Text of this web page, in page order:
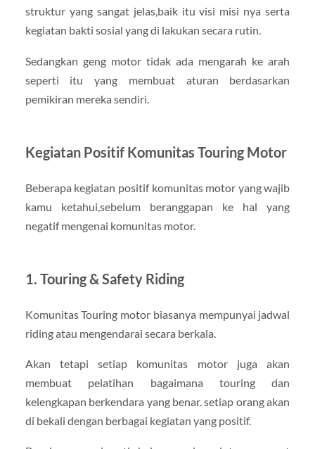
struktur yang sangat jelas,baik itu visi misi nya serta
kegiatan bakti sosial yang di lakukan secara rutin.
Sedangkan geng motor tidak ada mengarah ke arah
seperti itu yang membuat aturan berdasarkan
pemikiran mereka sendiri.
Kegiatan Positif Komunitas Touring Motor
Beberapa kegiatan positif komunitas motor yang wajib
kamu ketahui,sebelum beranggapan ke hal yang
negatif mengenai komunitas motor.
1. Touring & Safety Riding
Komunitas Touring motor biasanya mempunyai jadwal
riding atau mengendarai secara berkala.
Akan tetapi setiap komunitas motor juga akan
membuat pelatihan bagaimana touring dan
kelengkapan berkendara yang benar. setiap orang akan
di bekali dengan berbagai kegiatan yang positif.